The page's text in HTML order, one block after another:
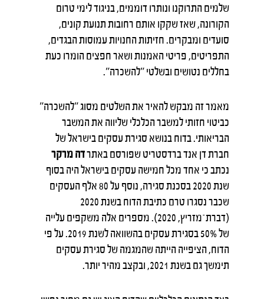
שלמים התרוקנו ונותרו דוממים, בניגוד לימי טרום
הקורונה, שאז שקקו אותם רחובות תנועת קונים,
סועדים ומבקרים. חזיתות החנויות עמוסות הבגדים,
התפריטים, פריטי האמנות ושאר חפצים הומרו כעת
בחללים נטושים ובשלטי "להשכרה".
מאמר זה מבקש להאיר את השלטים מסוג "להשכרה"
כביטוי חזותי למשבר הכלכלי שליווה את המשבר
הבריאותי. בדוח בנושא סגירת עסקים בישראל של
חברת דן אנד ברדסטריט שפורסם באתרדה מרקר
נכתב כי אחד מכל חמישה עסקים בישראל היה בסוף
שנת 2020 בסכנת סגירה, נוסף על 80 אלף העסקים
שכבר נסגרו טרם כתיבת הדוח בשנת 2020
(דברת־מזריץ, 2020). מספרים אלה משקפים עלייה
של 50% בסגירת עסקים בהשוואה לשנת 2019. על פי
הדוח, הציפייה הייתה שהמגמה של סגירת עסקים
תימשך גם בשנת 2021, ובקצב מהיר יותר.